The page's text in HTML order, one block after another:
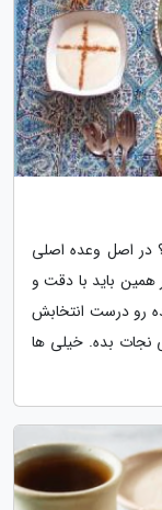
اصل وعده اصلی
همین باید با دقت و
رو درست انتخابش
نجات بده. خیلی ها